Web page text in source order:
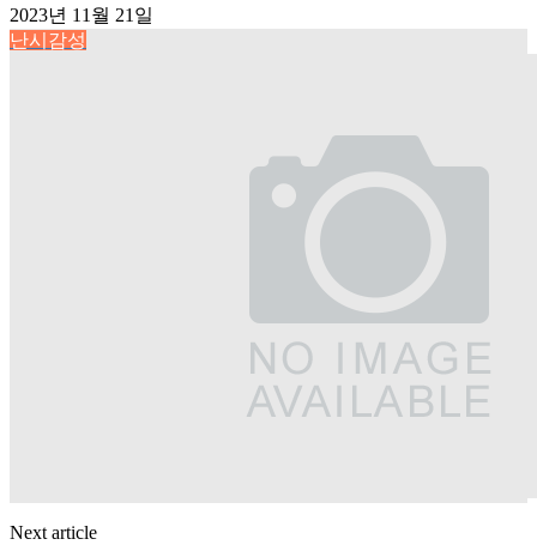
2023년 11월 21일
난시감성
Next article